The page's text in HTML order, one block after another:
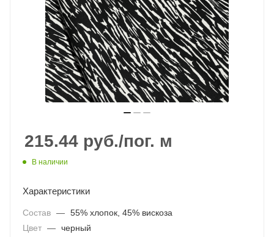
215.44 руб./пог. м
В наличии
Характеристики
Состав — 55% хлопок, 45% вискоза
Цвет — черный